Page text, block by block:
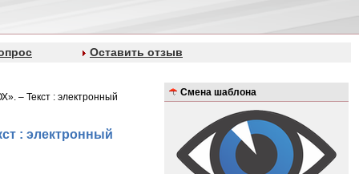
Оставить отзыв
– Текст : электронный
: электронный
Смена шаблона